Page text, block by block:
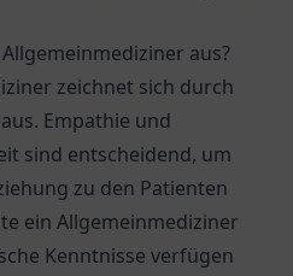
aus?
zeichnet sich durch
Empathie und
sind entscheidend, um
zu den Patienten
ein Allgemeinmediziner
Kenntnisse verfügen